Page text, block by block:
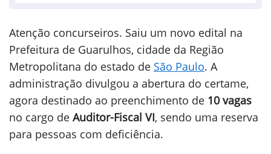
Atenção concurseiros. Saiu um novo edital na
Prefeitura de Guarulhos, cidade da Região
Metropolitana do estado de São Paulo. A
administração divulgou a abertura do certame,
agora destinado ao preenchimento de 10 vagas
no cargo de Auditor-Fiscal VI, sendo uma reserva
para pessoas com deficiência.